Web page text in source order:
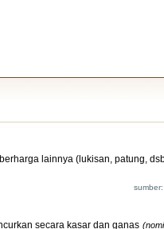
lainnya (lukisan, patung,
secara kasar dan ganas